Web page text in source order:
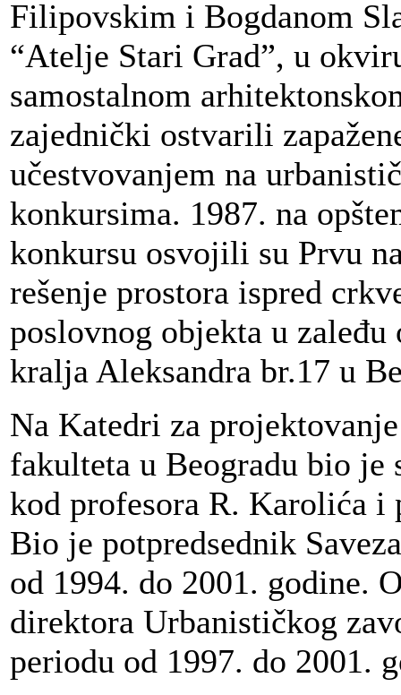
Filipovskim i Bogdanom
“Atelje Stari Grad”, u
samostalnom
zajednički ostvarili
učestvovanjem na
konkursima. 1987. na
konkursu osvojili su Prvu
rešenje prostora ispred
poslovnog objekta u
kralja Aleksandra br.17 u
Na Katedri za
fakulteta u Beogradu bio je
kod profesora R. Karolića
Bio je potpredsednik
od 1994. do 2001. godine.
direktora Urbanističkog
periodu od 1997. do 2001.